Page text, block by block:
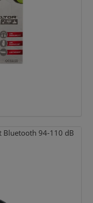
Bluetooth 94-110 dB